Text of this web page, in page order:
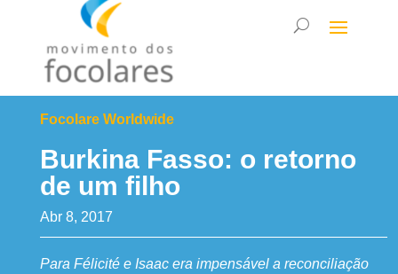
Focolare Worldwide
Burkina Fasso: o retorno
de um filho
Abr 8, 2017
Para Félicité e Isaac era impensável a reconciliação